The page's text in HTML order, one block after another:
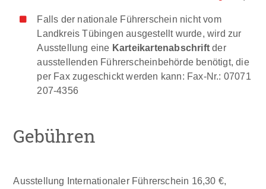
Falls der nationale Führerschein nicht vom
Landkreis Tübingen ausgestellt wurde, wird zur
Ausstellung eine Karteikartenabschrift der
ausstellenden Führerscheinbehörde benötigt, die
per Fax zugeschickt werden kann: Fax-Nr.: 07071
207-4356
Gebühren
Ausstellung Internationaler Führerschein 16,30 €,